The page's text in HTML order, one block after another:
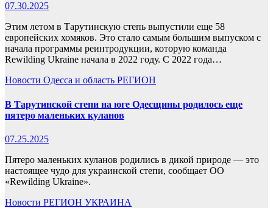
07.30.2025
Этим летом в Тарутинскую степь выпустили еще 58
европейских хомяков. Это стало самым большим выпуском с
начала программы реинтродукции, которую команда
Rewilding Ukraine начала в 2022 году. С 2022 года…
Новости Одесса и область РЕГИОН
В Тарутинской степи на юге Одесщины родилось еще
пятеро маленьких куланов
07.25.2025
Пятеро маленьких куланов родились в дикой природе — это
настоящее чудо для украинской степи, сообщает ОО
«Rewilding Ukraine».
Новости РЕГИОН УКРАИНА